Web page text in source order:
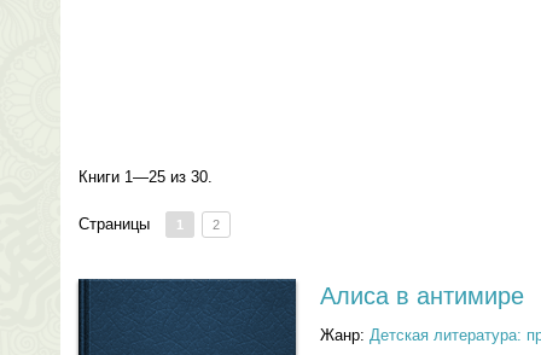
Книги 1—25 из 30.
Страницы 1 2
Алиса в антимире
Жанр: Детская литература: